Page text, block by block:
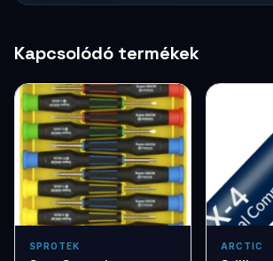
Kapcsolódó termékek
SPROTEK ARCTIC